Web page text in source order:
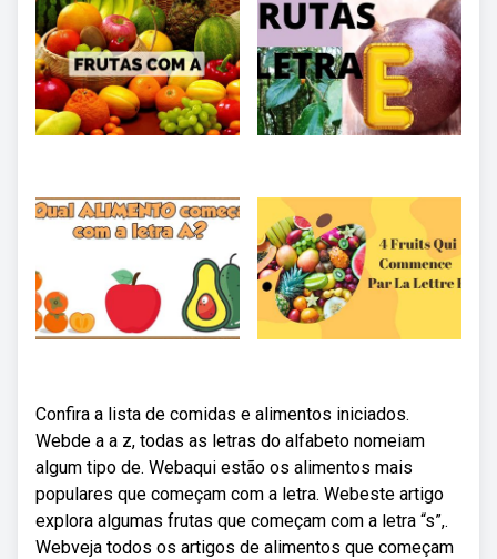
Confira a lista de comidas e alimentos iniciados.
Webde a a z, todas as letras do alfabeto nomeiam
algum tipo de. Webaqui estão os alimentos mais
populares que começam com a letra. Webeste artigo
explora algumas frutas que começam com a letra “s”,.
Webveja todos os artigos de alimentos que começam